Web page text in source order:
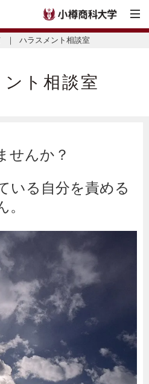
｜ ハラスメント相談室
ト相談室
せんか？
いる自分を責める
。